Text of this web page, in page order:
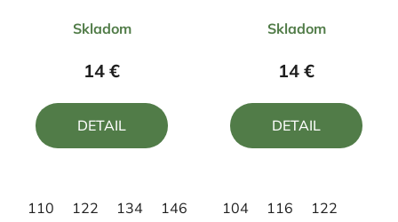
hodnotenie
produktu
5,0
z
Skladom
14 €
DETAIL
110 122 134 146 158
hodnotenie
produktu
5,0
z
Skladom
14 €
DETAIL
104 116 122